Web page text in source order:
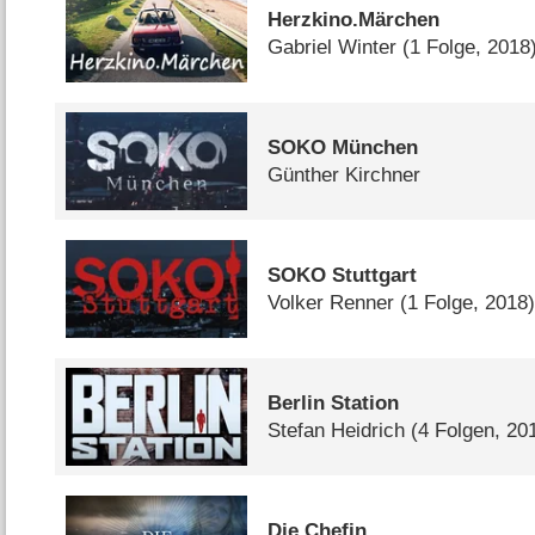
Herzkino.Märchen
Gabriel Winter (1 Folge, 2018)
SOKO München
Günther Kirchner
SOKO Stuttgart
Volker Renner (1 Folge, 2018)
Berlin Station
Stefan Heidrich (4 Folgen,